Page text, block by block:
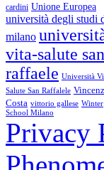
cardini Unione Europea
università degli studi
milano
vita-salute san
raffaele Università
Salute San Raffalele
Costa vittorio gallese Winter
School Milano
Privacy